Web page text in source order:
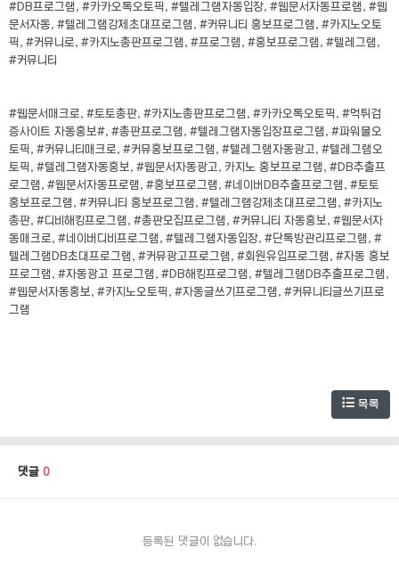
#DB프로그램, #카카오톡오토픽, #텔레그램자동입장, #웹문서자동프로램, #웹
문서자동, #텔레그램강제초대프로그램, #커뮤니티 홍보프로그램, #카지노오토
픽, #커뮤니로, #카지노총판프로그램, #프로그램, #홍보프로그램, #텔레그램,
#커뮤니티
#웹문서매크로, #토토총판, #카지노총판프로그램, #카카오톡오토픽, #먹튀검
증사이트 자동홍보#, #총판프로그램, #텔레그램자동입장프로그램, #파워볼오
토픽, #커뮤니티매크로, #커뮤홍보프로그램, #텔레그램자동광고, #텔레그램오
토픽, #텔레그램자동홍보, #웹문서자동광고, 카지노 홍보프로그램, #DB추출프
로그램, #웹문서자동프로램, #홍보프로그램, #네이버DB추출프로그램, #토토
홍보프로그램, #커뮤니티 홍보프로그램, #텔레그램강제초대프로그램, #카지노
총판, #디비해킹프로그램, #총판모집프로그램, #커뮤니티 자동홍보, #웹문서자
동매크로, #네이버디비프로그램, #텔레그램자동입장, #단톡방관리프로그램, #
텔레그램DB초대프로그램, #커뮤광고프로그램, #회원유입프로그램, #자동 홍보
프로그램, #자동광고 프로그램, #DB해킹프로그램, #텔레그램DB추출프로그램,
#웹문서자동홍보, #카지노오토픽, #자동글쓰기프로그램, #커뮤니티글쓰기프로
그램
목록
댓글 0
등록된 댓글이 없습니다.